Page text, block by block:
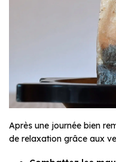
Après une journée bien
de relaxation grâce aux